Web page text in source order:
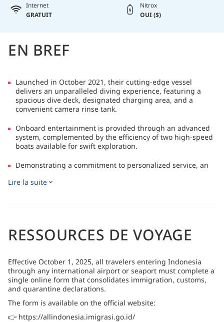
Internet
GRATUIT
Nitrox
OUI ($)
EN BREF
Launched in October 2021, their cutting-edge vessel
delivers an unparalleled diving experience, featuring a
spacious dive deck, designated charging area, and a
convenient camera rinse tank.
Onboard entertainment is provided through an advanced
system, complemented by the efficiency of two high-speed
boats available for swift exploration.
Demonstrating a commitment to personalized service, an
guests, ensuring a tailored and enriching diving
marvel at its breathtaking beauty.
the wonders of Komodo, inviting guests to explore its
diverse marine life.
As a distinctive highlight, the biannual Ring of Fire
expeditions present an extraordinary opportunity for an
unforgettable journey, unveiling captivating underwater
landscapes and marine ecosystems.
Lire la suite
RESSOURCES DE VOYAGE
Effective October 1, 2025, all travelers entering Indonesia
through any international airport or seaport must complete a
single online form that consolidates immigration, customs,
and quarantine declarations.
The form is available on the official website:
👉 https://allindonesia.imigrasi.go.id/